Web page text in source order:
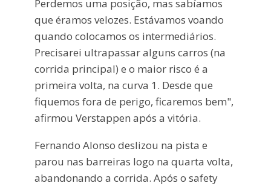
Perdemos uma posição, mas sabíamos
que éramos velozes. Estávamos voando
quando colocamos os intermediários.
Precisarei ultrapassar alguns carros (na
corrida principal) e o maior risco é a
primeira volta, na curva 1. Desde que
fiquemos fora de perigo, ficaremos bem",
afirmou Verstappen após a vitória.
Fernando Alonso deslizou na pista e
parou nas barreiras logo na quarta volta,
abandonando a corrida. Após o safety